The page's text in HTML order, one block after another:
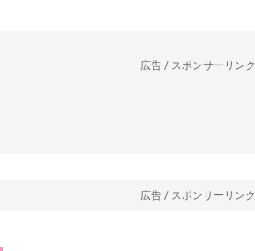
広告 / スポンサーリンク
広告 / スポンサーリンク